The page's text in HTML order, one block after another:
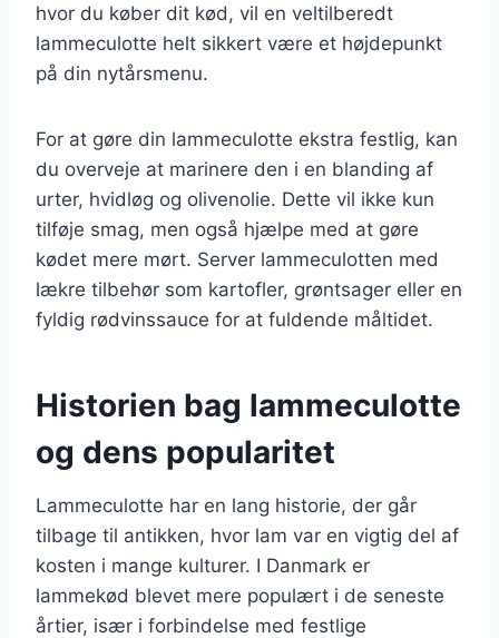
hvor du køber dit kød, vil en veltilberedt
lammeculotte helt sikkert være et højdepunkt
på din nytårsmenu.
For at gøre din lammeculotte ekstra festlig, kan
du overveje at marinere den i en blanding af
urter, hvidløg og olivenolie. Dette vil ikke kun
tilføje smag, men også hjælpe med at gøre
kødet mere mørt. Server lammeculotten med
lækre tilbehør som kartofler, grøntsager eller en
fyldig rødvinssauce for at fuldende måltidet.
Historien bag lammeculotte
og dens popularitet
Lammeculotte har en lang historie, der går
tilbage til antikken, hvor lam var en vigtig del af
kosten i mange kulturer. I Danmark er
lammekød blevet mere populært i de seneste
årtier, især i forbindelse med festlige